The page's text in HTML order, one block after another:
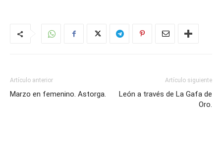
Artículo anterior
Marzo en femenino. Astorga.
Artículo siguiente
León a través de La Gafa de
Oro.